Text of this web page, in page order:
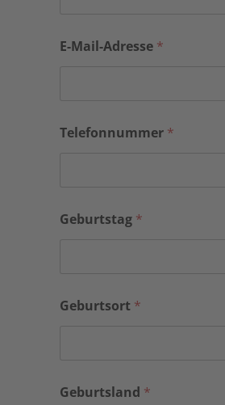
E-Mail-Adresse *
Telefonnummer *
Geburtstag *
Geburtsort *
e
Geburtsland *